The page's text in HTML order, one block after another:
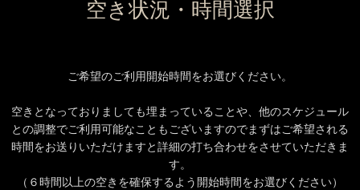
空き状況・時間選択
ご希望のご利用開始時間をお選びください。
空きとなっておりましても埋まっていることや、他のスケジュール
との調整でご利用可能なこともございますのでまずはご希望される
時間をお送りいただけますと詳細の打ち合わせをさせていただきま
す。
（６時間以上の空きを確保するよう開始時間をお選びください）